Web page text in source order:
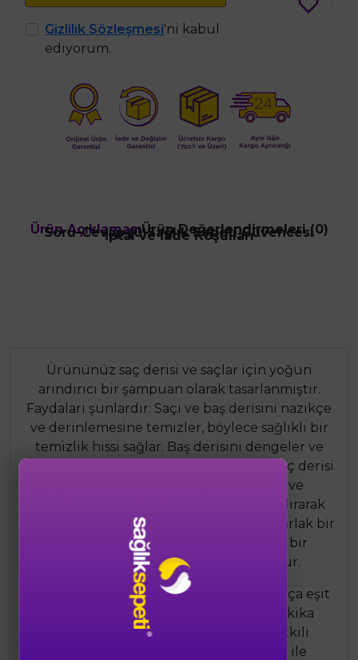
Gizlilik Sözleşmesi'ni kabul
ediyorum.
Ürün AçıklamasıÜrün Değerlendirmeleri (0)
Soru-Cevap (0)Sağlık Sepeti Güvencesi
İptal ve İade Koşulları
Ürününüz saç derisi ve saçlar için yoğun
arındırıcı bir şampuan olarak tasarlanmıştır.
Faydaları şunlardır: Saçı ve baş derisini nazikçe
ve derinlemesine temizler, böylece sağlıklı bir
temizlik hissi sağlar. Baş derisini dengeler ve
koruma altına alır, böylece dengeli bir saç derisi
ortamı oluşturur. Kir, kepek, sebum ve
kozmetik kalıntıları gibi unsurları arındırarak
saç ve saç derisini temizler. Sağlıklı ve parlak bir
sonuç yaratır, saçların canlı ve ipeksi bir
görünüm kazanmasına yardımcı olur.
Kullanım şekli oldukça basittir: Nemli saça eşit
olarak dağıtın ve köpürtün. Birkaç dakika
bekletin, böylece aktif maddelerin etkili
olmasına izin verin. Son olarak bol su ile